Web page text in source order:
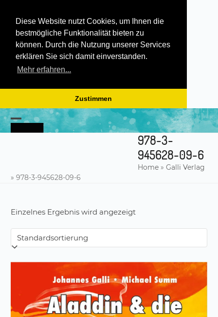
Diese Website nutzt Cookies, um Ihnen die
bestmögliche Funktionalität bieten zu
können. Durch die Nutzung unserer Services
erklären Sie sich damit einverstanden.
Mehr erfahren...
Zustimmen
Skip
to
content
Open
Close
978-3-
945628-09-6
Home» Galli Verlag
»978-3-945628-09-6
Einzelnes Ergebnis wird angezeigt